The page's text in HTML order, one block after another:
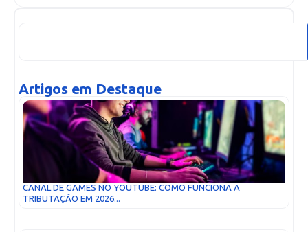
Artigos em Destaque
CANAL DE GAMES NO YOUTUBE: COMO FUNCIONA A
TRIBUTAÇÃO EM 2026...